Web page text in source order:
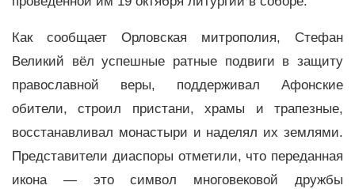
Как сообщает Орловская митрополия, Стефан
Великий вёл успешные ратные подвиги в защиту
православной веры, поддерживал Афонские
обители, строил пристани, храмы и трапезные,
восстанавливал монастыри и наделял их землями.
Представители диаспоры отметили, что переданная
икона — это символ многовековой дружбы